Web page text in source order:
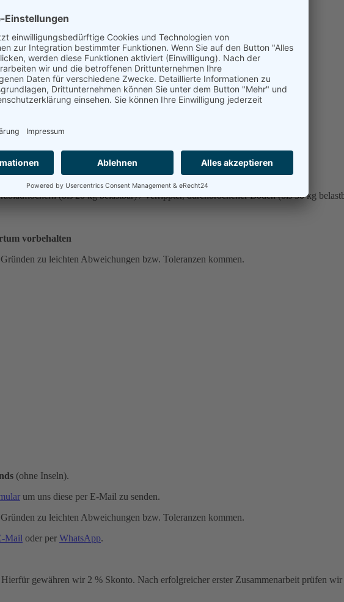
600 x 400 mm
(Muschelgriff)
werden:
(bis 20 kg belastbar) / Verrippter, durchbrochener Boden (bis 30 kg
vorbehalten
zu leichten Abweichungen bzw. Toleranzen kommen.
(ohne Inseln).
um uns diese per E-Mail zu senden.
zu leichten Abweichungen bzw. Toleranzen kommen.
Mail oder per WhatsApp.
gewähren wir 2 % Skonto. Nach erfolgreicher erster Zusammenarbeit prüfen